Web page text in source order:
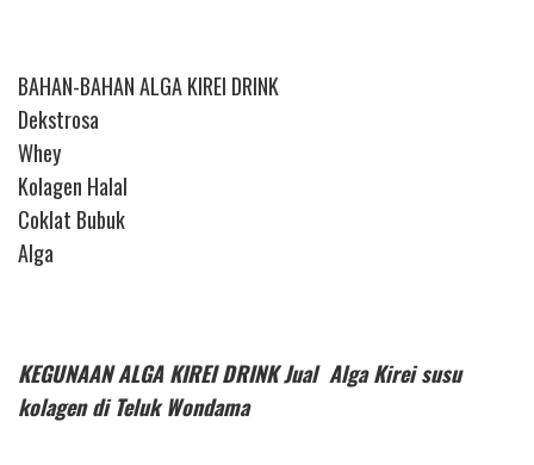
BAHAN-BAHAN ALGA KIREI DRINK
Dekstrosa
Whey
Kolagen Halal
Coklat Bubuk
Alga
KEGUNAAN ALGA KIREI DRINK Jual Alga Kirei susu
kolagen di Teluk Wondama